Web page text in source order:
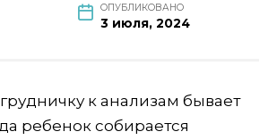
ОПУБЛИКОВАНО
3 июля, 2024
к анализам бывает
ребенок собирается